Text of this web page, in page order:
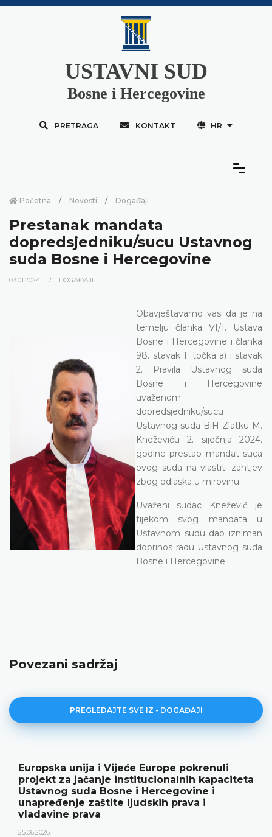
USTAVNI SUD
Bosne i Hercegovine
PRETRAGA KONTAKT HR
Početna Novosti Događaji
Prestanak mandata
dopredsjedniku/sucu Ustavnog
suda Bosne i Hercegovine
03.01.2024. DOGAĐAJI
Obavještavamo vas da je na
temelju članka VI/1. Ustava
Bosne i Hercegovine i članka
98. stavak 1. točka a) i stavak
2. Pravila Ustavnog suda
Bosne i Hercegovine
uvaženom
dopredsjedniku/sucu
Ustavnog suda BiH Zlatku M.
Kneževiću 2. siječnja 2024.
godine prestao mandat suca
ovog suda na vlastiti zahtjev
zbog odlaska u mirovinu.
Uvaženi sudac Knežević je
tijekom svog mandata u
Ustavnom sudu dao izniman
doprinos radu Ustavnog suda
Bosne i Hercegovine.
Povezani sadržaj
PREGLEDAJTE SVE IZ - DOGAĐAJI
Europska unija i Vijeće Europe pokrenuli
projekt za jačanje institucionalnih kapaciteta
Ustavnog suda Bosne i Hercegovine i
unapređenje zaštite ljudskih prava i
vladavine prava
25.06.2026.